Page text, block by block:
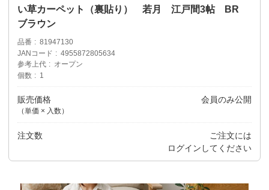
い草カーペット（裏貼り） 若月 江戸間3帖 BR
ブラウン
品番
81947130
JANコード
4955872805634
参考上代
オープン
個数
1
販売価格
（単価 × 入数）
会員のみ公開
注文数
ご注文には
ログイン してください